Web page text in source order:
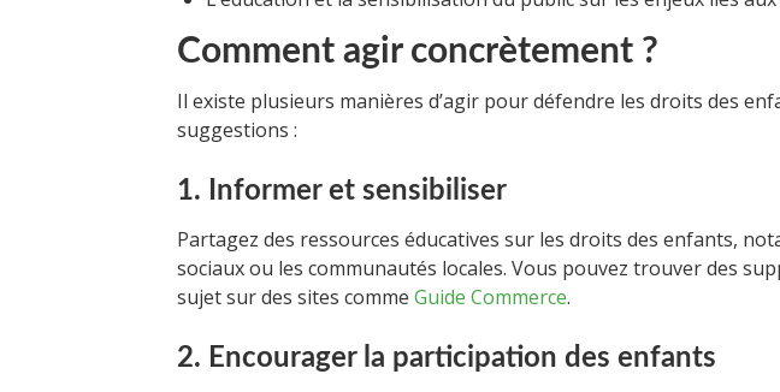
Comment agir concrètement ?
Il existe plusieurs manières d’agir pour défendre les droits des
suggestions :
1. Informer et sensibiliser
Partagez des ressources éducatives sur les droits des enfants,
sociaux ou les communautés locales. Vous pouvez trouver des
sujet sur des sites comme Guide Commerce.
2. Encourager la participation des enfants